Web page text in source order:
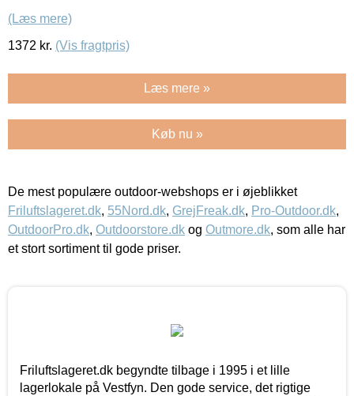
(Læs mere)
1372 kr. (Vis fragtpris)
Læs mere »
Køb nu »
De mest populære outdoor-webshops er i øjeblikket
Friluftslageret.dk, 55Nord.dk, GrejFreak.dk, Pro-Outdoor.dk,
OutdoorPro.dk, Outdoorstore.dk og Outmore.dk, som alle har
et stort sortiment til gode priser.
Friluftslageret.dk begyndte tilbage i 1995 i et lille
lagerlokale på Vestfyn. Den gode service, det rigtige